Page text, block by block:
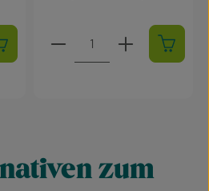
den gewünschten Wert ein
Produkt Anzahl: Gib
zum